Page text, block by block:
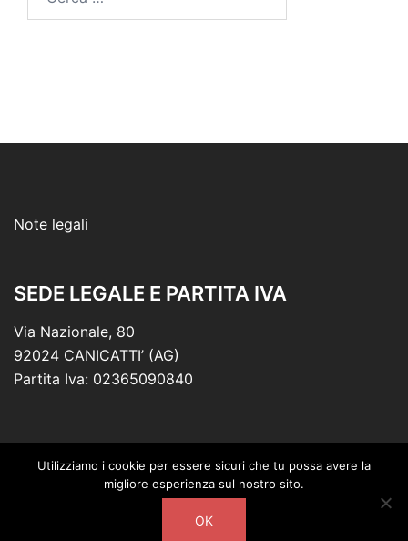
Note legali
SEDE LEGALE E PARTITA IVA
Via Nazionale, 80
92024 CANICATTI’ (AG)
Partita Iva: 02365090840
© 2026 Vaccaro Necrologi. Powered by Digitalab360
Utilizziamo i cookie per essere sicuri che tu possa avere la
migliore esperienza sul nostro sito.
OK